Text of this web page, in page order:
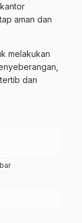
aman dan
melakukan
dan